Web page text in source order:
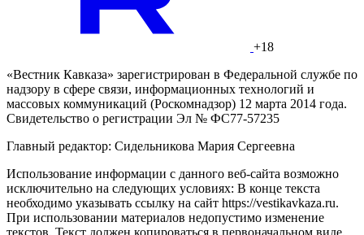
+18
«Вестник Кавказа» зарегистрирован в Федеральной службе по
надзору в сфере связи, информационных технологий и
массовых коммуникаций (Роскомнадзор) 12 марта 2014 года.
Свидетельство о регистрации Эл № ФС77-57235
Главный редактор: Сидельникова Мария Сергеевна
Использование информации с данного веб-сайта возможно
исключительно на следующих условиях: В конце текста
необходимо указывать ссылку на сайт https://vestikavkaza.ru.
При использовании материалов недопустимо изменение
текстов. Текст должен копироваться в первоначальном виде.